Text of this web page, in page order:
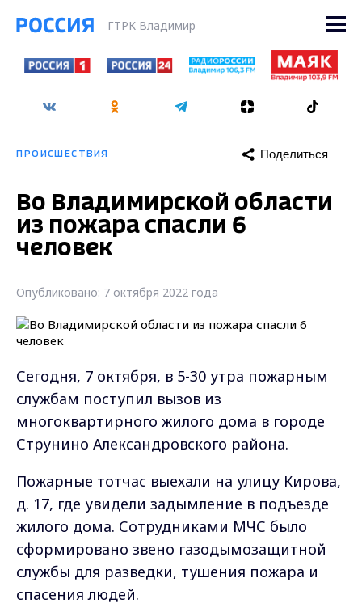
ГТРК Владимир
ПРОИСШЕСТВИЯ Поделиться
Во Владимирской области
из пожара спасли 6
человек
Опубликовано: 7 октября 2022 года
Сегодня, 7 октября, в 5-30 утра пожарным
службам поступил вызов из
многоквартирного жилого дома в городе
Струнино Александровского района.
Пожарные тотчас выехали на улицу Кирова,
д. 17, где увидели задымление в подъезде
жилого дома. Сотрудниками МЧС было
сформировано звено газодымозащитной
службы для разведки, тушения пожара и
спасения людей.